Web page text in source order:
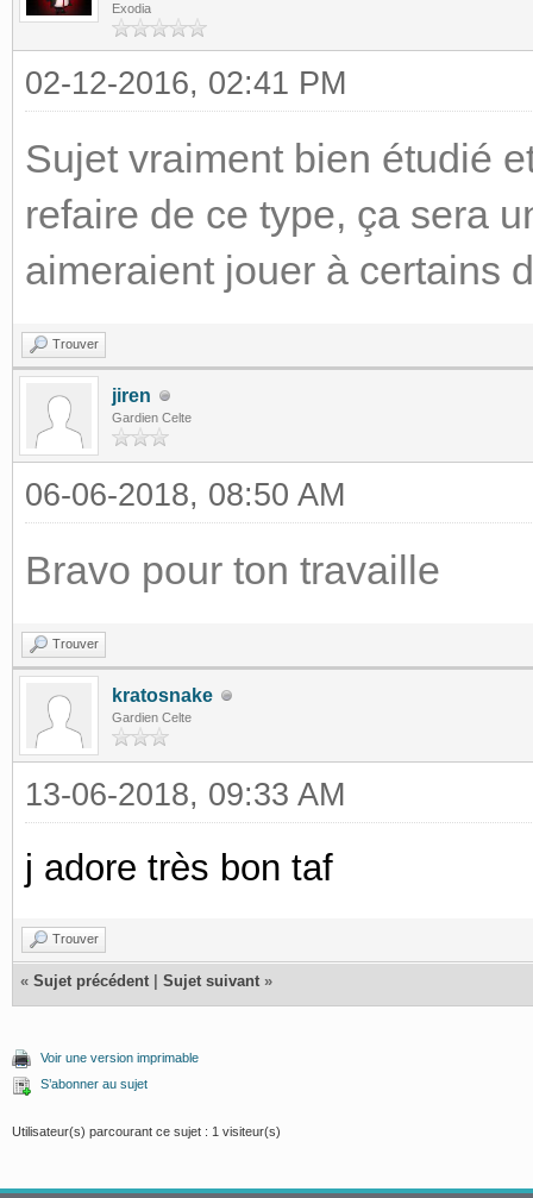
Exodia
02-12-2016, 02:41 PM
Sujet vraiment bien étudié
refaire de ce type, ça sera
aimeraient jouer à certains
Trouver
jiren
Gardien Celte
06-06-2018, 08:50 AM
Bravo pour ton travaille
Trouver
kratosnake
Gardien Celte
13-06-2018, 09:33 AM
j adore très bon taf
Trouver
« Sujet précédent Sujet suivant »
Voir une version imprimable
S’abonner au sujet
Utilisateur(s) parcourant ce sujet : 1 visiteur(s)